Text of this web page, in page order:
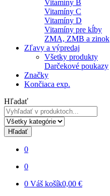
Vitamíny B
Vitamíny C
Vitamíny D
Vitamíny pre kĺby
ZMA, ZMB a zinok
Zľavy a výpredaj
Všetky produkty
Darčekové poukazy
Značky
Končiaca exp.
Hľadať
Hľadať
0
0
0 Váš košík0,00 €